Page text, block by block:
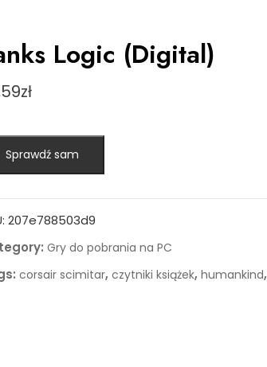
Logic (Digital)
zł
Sprawdź sam
207e788503d9
Gry do pobrania na PC
corsair scimitar, czytniki książek, humankind,